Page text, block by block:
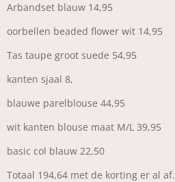
Arbandset blauw 14,95
oorbellen beaded flower wit 14,95
Tas taupe groot suede 54,95
kanten sjaal 8,
blauwe parelblouse 44,95
wit kanten blouse maat M/L 39,95
basic col blauw 22,50
Totaal 194,64 met de korting er al af.